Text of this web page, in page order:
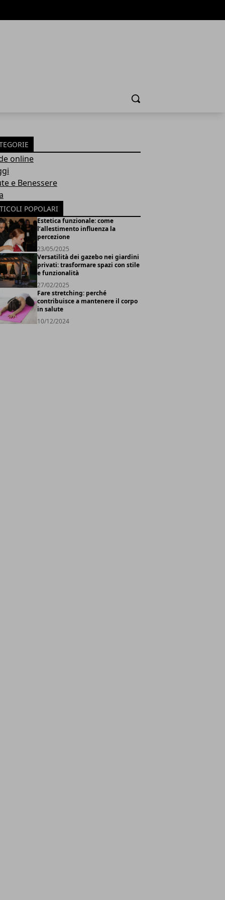
Cerca
online
e Benessere
POPOLARI
Estetica funzionale: come
l’allestimento influenza la
percezione
23/05/2025
Versatilità dei gazebo nei giardini
privati: trasformare spazi con stile
e funzionalità
27/02/2025
Fare stretching: perché
contribuisce a mantenere il corpo
in salute
10/12/2024